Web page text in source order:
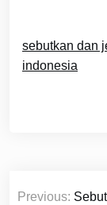
sebutkan dan
indonesia
Navigasi
Previous: